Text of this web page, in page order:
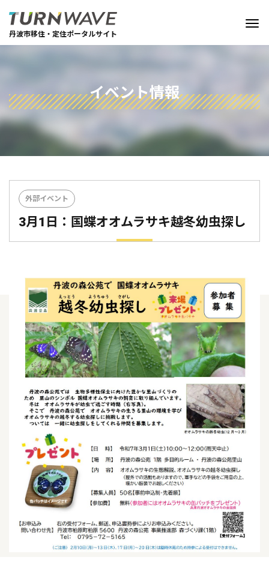
丹波市移住・定住ポータルサイト
イベント情報
外部イベント
3月1日：国蝶オオムラサキ越冬幼虫探し